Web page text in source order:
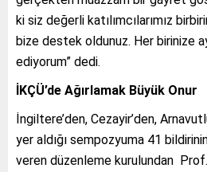
ki siz değerli katılımcılarımız
bize destek oldunuz. Her birinize
ediyorum” dedi.
İKÇÜ’de Ağırlamak Büyük Onur
İngiltere’den, Cezayir’den,
yer aldığı sempozyuma 41
veren düzenleme kurulundan Prof.